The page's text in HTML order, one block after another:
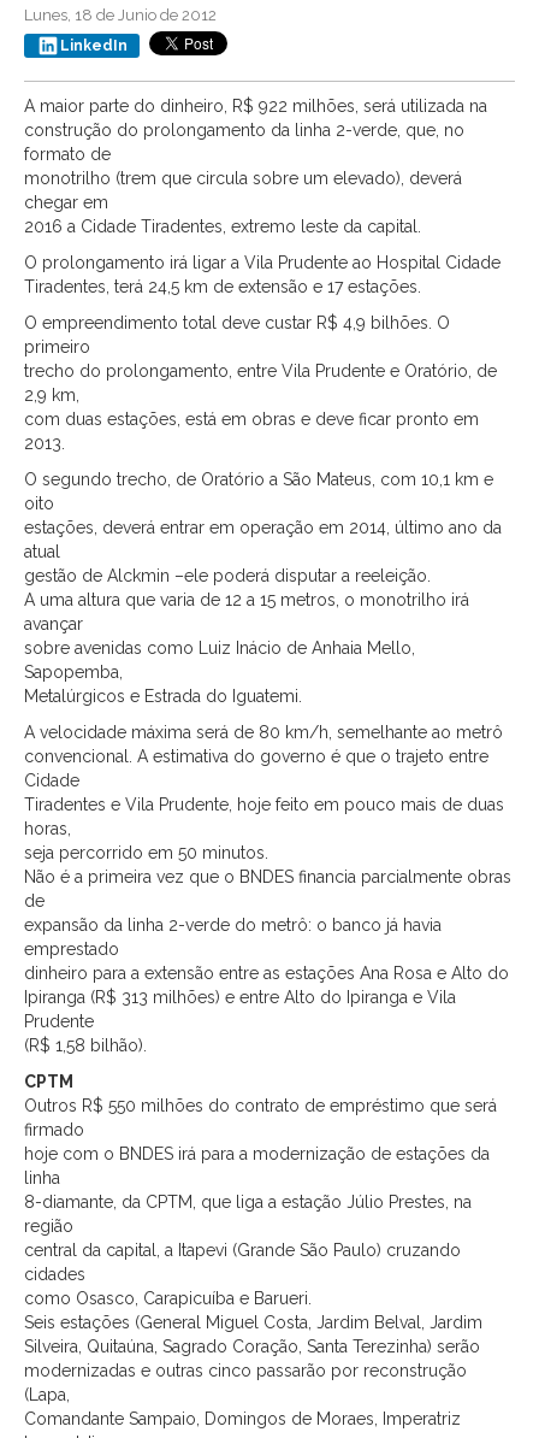
Lunes, 18 de Junio de 2012
LinkedIn
A maior parte do dinheiro, R$ 922 milhões, será utilizada na
construção do prolongamento da linha 2-verde, que, no
formato de
monotrilho (trem que circula sobre um elevado), deverá
chegar em
2016 a Cidade Tiradentes, extremo leste da capital.
O prolongamento irá ligar a Vila Prudente ao Hospital Cidade
Tiradentes, terá 24,5 km de extensão e 17 estações.
O empreendimento total deve custar R$ 4,9 bilhões. O
primeiro
trecho do prolongamento, entre Vila Prudente e Oratório, de
2,9 km,
com duas estações, está em obras e deve ficar pronto em
2013.
O segundo trecho, de Oratório a São Mateus, com 10,1 km e
oito
estações, deverá entrar em operação em 2014, último ano da
atual
gestão de Alckmin –ele poderá disputar a reeleição.
A uma altura que varia de 12 a 15 metros, o monotrilho irá
avançar
sobre avenidas como Luiz Inácio de Anhaia Mello,
Sapopemba,
Metalúrgicos e Estrada do Iguatemi.
A velocidade máxima será de 80 km/h, semelhante ao metrô
convencional. A estimativa do governo é que o trajeto entre
Cidade
Tiradentes e Vila Prudente, hoje feito em pouco mais de duas
horas,
seja percorrido em 50 minutos.
Não é a primeira vez que o BNDES financia parcialmente obras
de
expansão da linha 2-verde do metrô: o banco já havia
emprestado
dinheiro para a extensão entre as estações Ana Rosa e Alto do
Ipiranga (R$ 313 milhões) e entre Alto do Ipiranga e Vila
Prudente
(R$ 1,58 bilhão).
CPTM
Outros R$ 550 milhões do contrato de empréstimo que será
firmado
hoje com o BNDES irá para a modernização de estações da
linha
8-diamante, da CPTM, que liga a estação Júlio Prestes, na
região
central da capital, a Itapevi (Grande São Paulo) cruzando
cidades
como Osasco, Carapicuíba e Barueri.
Seis estações (General Miguel Costa, Jardim Belval, Jardim
Silveira, Quitaúna, Sagrado Coração, Santa Terezinha) serão
modernizadas e outras cinco passarão por reconstrução
(Lapa,
Comandante Sampaio, Domingos de Moraes, Imperatriz